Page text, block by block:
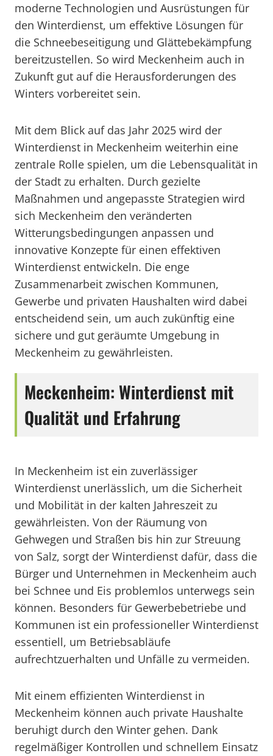
moderne Technologien und Ausrüstungen für
den Winterdienst, um effektive Lösungen für
die Schneebeseitigung und Glättebekämpfung
bereitzustellen. So wird Meckenheim auch in
Zukunft gut auf die Herausforderungen des
Winters vorbereitet sein.
Mit dem Blick auf das Jahr 2025 wird der
Winterdienst in Meckenheim weiterhin eine
zentrale Rolle spielen, um die Lebensqualität in
der Stadt zu erhalten. Durch gezielte
Maßnahmen und angepasste Strategien wird
sich Meckenheim den veränderten
Witterungsbedingungen anpassen und
innovative Konzepte für einen effektiven
Winterdienst entwickeln. Die enge
Zusammenarbeit zwischen Kommunen,
Gewerbe und privaten Haushalten wird dabei
entscheidend sein, um auch zukünftig eine
sichere und gut geräumte Umgebung in
Meckenheim zu gewährleisten.
Meckenheim: Winterdienst mit
Qualität und Erfahrung
In Meckenheim ist ein zuverlässiger
Winterdienst unerlässlich, um die Sicherheit
und Mobilität in der kalten Jahreszeit zu
gewährleisten. Von der Räumung von
Gehwegen und Straßen bis hin zur Streuung
von Salz, sorgt der Winterdienst dafür, dass die
Bürger und Unternehmen in Meckenheim auch
bei Schnee und Eis problemlos unterwegs sein
können. Besonders für Gewerbebetriebe und
Kommunen ist ein professioneller Winterdienst
essentiell, um Betriebsabläufe
aufrechtzuerhalten und Unfälle zu vermeiden.
Mit einem effizienten Winterdienst in
Meckenheim können auch private Haushalte
beruhigt durch den Winter gehen. Dank
regelmäßiger Kontrollen und schnellem Einsatz